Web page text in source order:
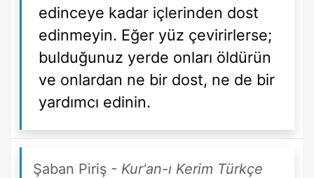
edinceye kadar içlerinden dost
edinmeyin. Eğer yüz çevirirlerse;
bulduğunuz yerde onları öldürün
ve onlardan ne bir dost, ne de bir
yardımcı edinin.
Şaban Piriş - Kur'an-ı Kerim Türkçe